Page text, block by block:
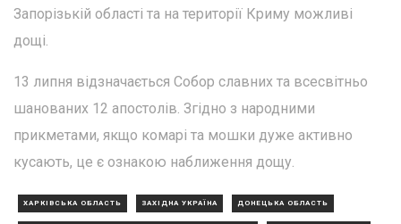
Запорізькій області та на території Криму можливі
дощі.
13 липня відзначається Собор славних та всесвітньо
шанованих 12 апостолів. Згідно з народними
прикметами, якщо комарі та мошки дуже активно
кусають, це є ознакою наближення дощу.
ХАРКІВСЬКА ОБЛАСТЬ ЗАХІДНА УКРАЇНА ДОНЕЦЬКА ОБЛАСТЬ